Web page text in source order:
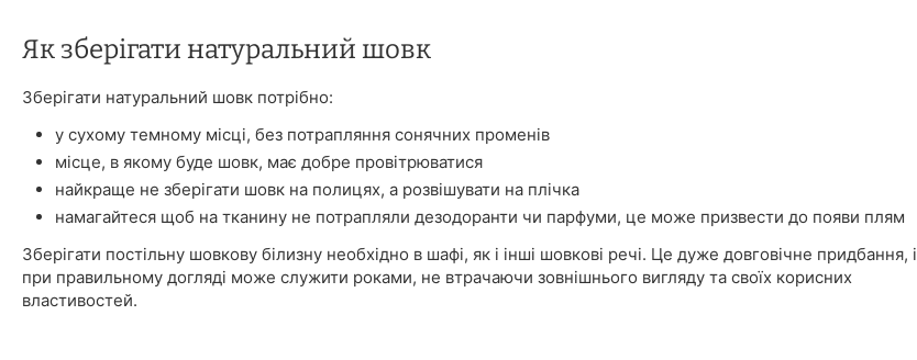
Як зберігати натуральний шовк
Зберігати натуральний шовк потрібно:
у сухому темному місці, без потрапляння сонячних променів
місце, в якому буде шовк, має добре провітрюватися
найкраще не зберігати шовк на полицях, а розвішувати на плічка
намагайтеся щоб на тканину не потрапляли дезодоранти чи парфуми, це може призвести до появи плям
Зберігати постільну шовкову білизну необхідно в шафі, як і інші шовкові речі. Це дуже довговічне придбання, і
при правильному догляді може служити роками, не втрачаючи зовнішнього вигляду та своїх корисних
властивостей.